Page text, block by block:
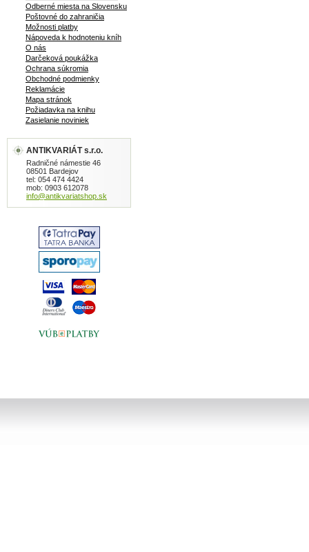
Odberné miesta na Slovensku
Poštovné do zahraničia
Možnosti platby
Nápoveda k hodnoteniu kníh
O nás
Darčeková poukážka
Ochrana súkromia
Obchodné podmienky
Reklamácie
Mapa stránok
Požiadavka na knihu
Zasielanie noviniek
ANTIKVARIÁT s.r.o.
Radničné námestie 46
08501 Bardejov
tel: 054 474 4424
mob: 0903 612078
info@antikvariatshop.sk